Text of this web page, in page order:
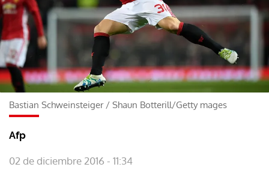
Bastian Schweinsteiger/ Shaun Botterill/Getty mages
Afp
02 de diciembre 2016 - 11:34